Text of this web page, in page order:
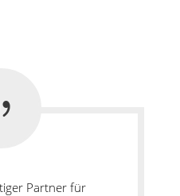
Partner für